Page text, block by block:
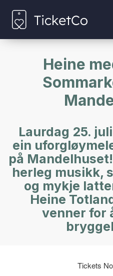
Heine
Laurdag 25.
ein
på
herleg musikk,
og mykje
Heine
venner for
Tickets